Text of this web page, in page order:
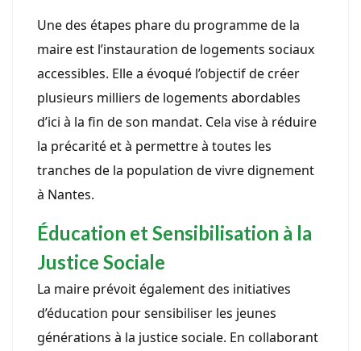
Une des étapes phare du programme de la
maire est l’instauration de logements sociaux
accessibles. Elle a évoqué l’objectif de créer
plusieurs milliers de logements abordables
d’ici à la fin de son mandat. Cela vise à réduire
la précarité et à permettre à toutes les
tranches de la population de vivre dignement
à Nantes.
Éducation et Sensibilisation à la
Justice Sociale
La maire prévoit également des initiatives
d’éducation pour sensibiliser les jeunes
générations à la justice sociale. En collaborant